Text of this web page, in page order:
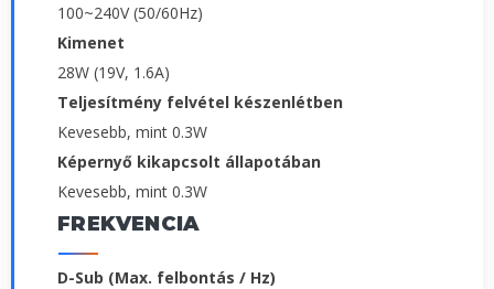
100~240V (50/60Hz)
Kimenet
28W (19V, 1.6A)
Teljesítmény felvétel készenlétben
Kevesebb, mint 0.3W
Képernyő kikapcsolt állapotában
Kevesebb, mint 0.3W
FREKVENCIA
D-Sub (Max. felbontás / Hz)